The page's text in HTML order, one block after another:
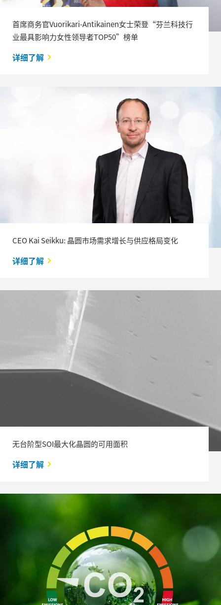
首席商务官Vuorikari-Antikainen女士荣登“芬兰科技行
业最具影响力女性领导者TOP50”榜单
详细了解
CEO Kai Seikku: 晶圆市场需求增长与供应格局变化
详细了解
无台阶型SOI最大化晶圆的可用面积
详细了解